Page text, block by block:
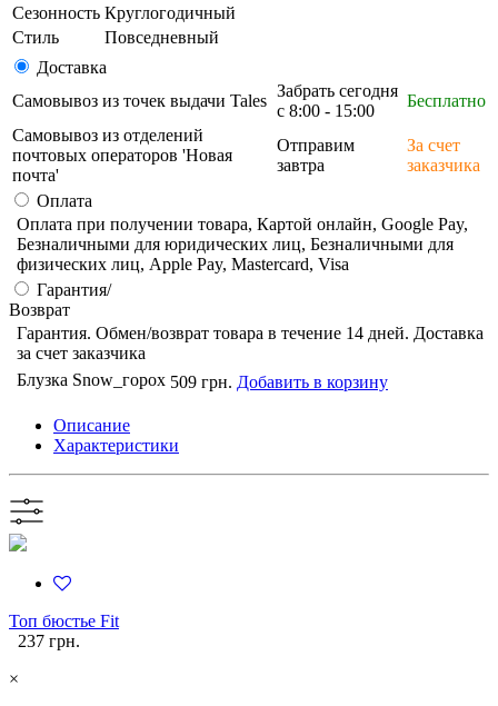
Сезонность Круглогодичный
Стиль
Повседневный
Доставка
Самовывоз из точек выдачи Tales
Забрать сегодня
с 8:00 - 15:00
Бесплатно
Самовывоз из отделений
почтовых операторов 'Новая
почта'
Отправим
завтра
За счет
заказчика
Оплата
Оплата при получении товара, Картой онлайн, Google Pay,
Безналичными для юридических лиц, Безналичными для
физических лиц, Apple Pay, Mastercard, Visa
Гарантия/
Возврат
Гарантия. Обмен/возврат товара в течение 14 дней. Доставка
за счет заказчика
Блузка Snow_горох 509 грн. Добавить в корзину
Описание
Характеристики
Топ бюстье Fit
237 грн.
×